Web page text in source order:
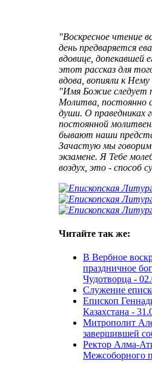
"Воскресное чтение
день предваряется
вдовице, допекавшей
этот рассказ для
вдова, вопияли к
"Имя Божие следует
Молитва, постоянно
души. О праведниках
постоянной
бывают наши
Зачастую мы говорим
экзамене. Я Тебе
воздух, это - способ
Читайте так же:
В Вербное
праздничное
Чудотворца -
Служение
Епископ
Казахстана -
Митрополит
завершившей
Ректор Алма-
Межсоборного